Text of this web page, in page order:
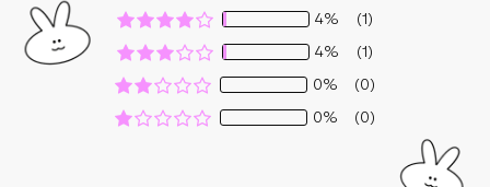
4%
(1)
4%
(1)
0%
(0)
0%
(0)